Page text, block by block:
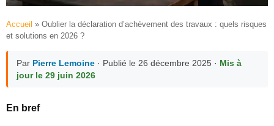
Accueil » Oublier la déclaration d’achèvement des travaux : quels risques
et solutions en 2026 ?
Par Pierre Lemoine · Publié le 26 décembre 2025 · Mis à
jour le 29 juin 2026
En bref